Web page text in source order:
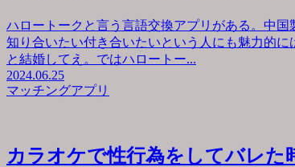
ハロートークと言う言語交換アプリがある。中
知り合いたい付き合いたいという人にも魅力的
と結婚してえ。ではハロートー...
2024.06.25
マッチングアプリ
カラオケで性行為をしてバレた